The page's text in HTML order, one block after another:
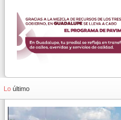
Lo último